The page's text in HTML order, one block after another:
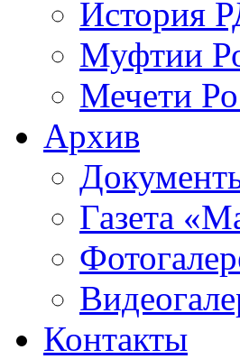
История
Муфтии
Мечети
Архив
Газета
Контакты